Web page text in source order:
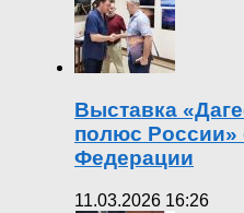
Выставка
полюс России»
Федерации
11.03.2026 16:26